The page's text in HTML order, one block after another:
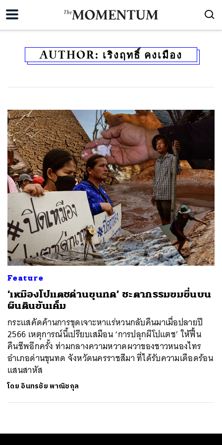
AUTHOR: เริงฤทธิ์ คงเมือง
Feature
‘เหมืองโปแตชด่านขุนทด’ ชะตากรรมขมขื่นบน
ผืนดินข้นเค็ม
กระแสคัดค้านการขุดเจาะหาแร่หวนกลับคืนมาเมื่อปลายปี
2566 เหตุการณ์นี้เปรียบเสมือน ‘การปลุกผีโปแตช’ ให้ฟื้น
คืนชีพอีกครั้ง ท่ามกลางความหวาดผวาของชาวหนองไทร
อำเภอด่านขุนทด จังหวัดนครราชสีมา ที่ได้รับความเดือดร้อน
แสนสาหัส
โดย อินทรชัย พาณิชกุล
ค้นหา
SHARE TWEET LINE EMAIL